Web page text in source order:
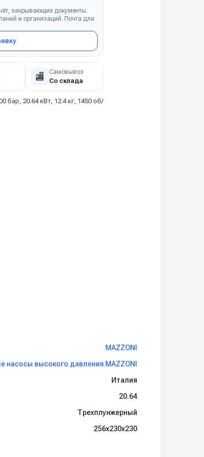
закрывающие документы.
и организаций. Почта для
🏬 Самовывоз
Со склада
бар, 20.64 кВт, 12.4 кг, 1450 об/
MAZZONI
насосы высокого давления MAZZONI
Италия
20.64
Трехплунжерный
256х230х230